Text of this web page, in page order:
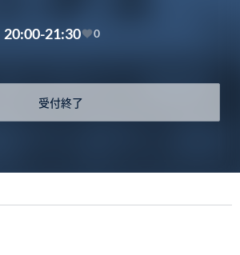
20:00-21:30 0
受付終了